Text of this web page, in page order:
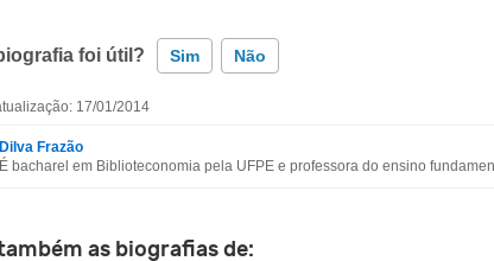
foi útil? Sim Não
biografia não tem a informação que procuro
17/01/2014
Dilva Frazão
É bacharel em Biblioteconomia pela UFPE e professora do ensino
as biografias de: